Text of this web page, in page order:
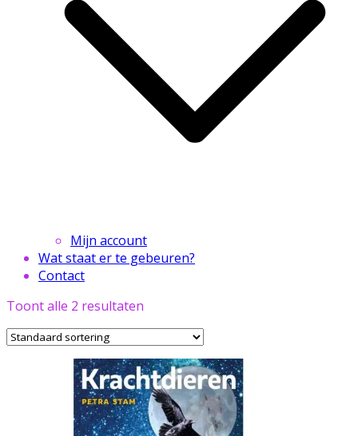
Mijn account
Wat staat er te gebeuren?
Contact
Toont alle 2 resultaten